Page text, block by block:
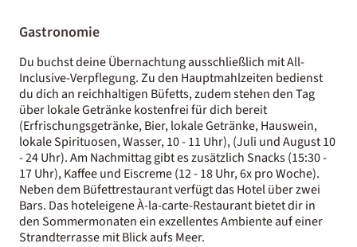
Gastronomie
Du buchst deine Übernachtung ausschließlich mit All-
Inclusive-Verpflegung. Zu den Hauptmahlzeiten bedienst
du dich an reichhaltigen Büfetts, zudem stehen den Tag
über lokale Getränke kostenfrei für dich bereit
(Erfrischungsgetränke, Bier, lokale Getränke, Hauswein,
lokale Spirituosen, Wasser, 10 - 11 Uhr), (Juli und August 10
- 24 Uhr). Am Nachmittag gibt es zusätzlich Snacks (15:30 -
17 Uhr), Kaffee und Eiscreme (12 - 18 Uhr, 6x pro Woche).
Neben dem Büfettrestaurant verfügt das Hotel über zwei
Bars. Das hoteleigene À-la-carte-Restaurant bietet dir in
den Sommermonaten ein exzellentes Ambiente auf einer
Strandterrasse mit Blick aufs Meer.